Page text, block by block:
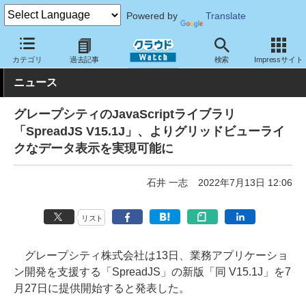
Powered by Translate
カテゴリ 過去記事 検索 Impressサイト
クラウド Watch サービス・ソフト ソフトウェア 開発関連
ニュース
グレープシティのJavaScriptライブラリ
「SpreadJS V15.1J」、よりグリッドビューライ
クなデータ表示を実現可能に
石井 一志 2022年7月13日 12:06
リスト
グレープシティ株式会社は13日、業務アプリケーショ
ン開発を支援する「SpreadJS」の新版「同 V15.1J」を7
月27日に提供開始すると発表した。